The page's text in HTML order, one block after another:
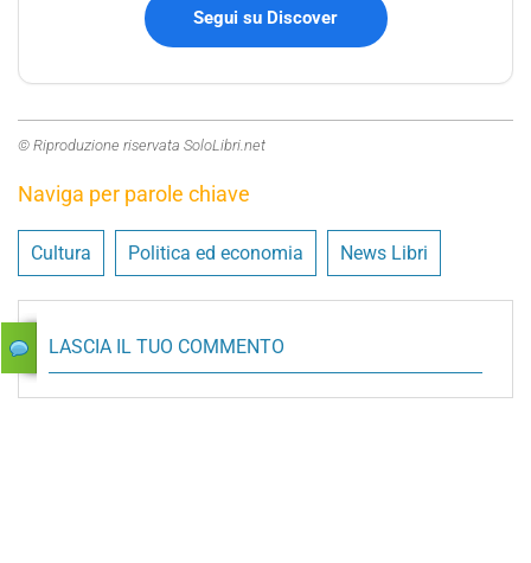
Segui su Discover
© Riproduzione riservata SoloLibri.net
Naviga per parole chiave
Cultura Politica ed economia News Libri
LASCIA IL TUO COMMENTO